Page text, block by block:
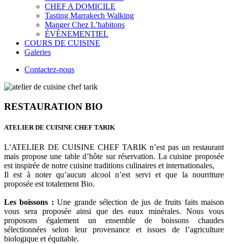
CHEF A DOMICILE
Tasting Marrakech Walking
Manger Chez L’habitons
ÉVÉNEMENTIEL
COURS DE CUISINE
Galeries
Contactez-nous
RESTAURATION BIO
ATELIER DE CUISINE CHEF TARIK
L’ATELIER DE CUISINE CHEF TARIK n’est pas un restaurant
mais propose une table d’hôte sur réservation. La cuisine proposée
est inspirée de notre cuisine traditions culinaires et internationales,
Il est à noter qu’aucun alcool n’est servi et que la nourriture
proposée est totalement Bio.
Les boissons : Une grande sélection de jus de fruits faits maison
vous sera proposée ainsi que des eaux minérales. Nous vous
proposons également un ensemble de boissons chaudes
sélectionnées selon leur provenance et issues de l’agriculture
biologique et équitable.